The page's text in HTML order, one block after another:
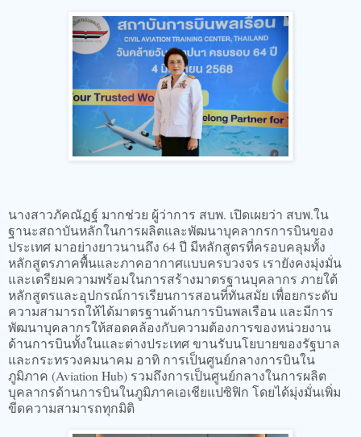
นางสาวภัคณัฏฐ์ มากช่วย ผู้ว่าการ สบพ. เปิดเผยว่า สบพ.ใน
ฐานะสถาบันหลักในการผลิตและพัฒนาบุคลากรการบินของ
ประเทศ มาอย่างยาวนานถึง 64 ปี มีหลักสูตรที่ครอบคลุมทั้ง
หลักสูตรภาคพื้นและภาคอากาศแบบครบวงจร เรายังคงมุ่งมั่น
และเตรียมความพร้อมในการสร้างมาตรฐานบุคลากร ภายใต้
หลักสูตรและอุปกรณ์การเรียนการสอนที่ทันสมัย เพื่อยกระดับ
ความสามารถให้ได้มาตรฐานด้านการบินพลเรือน และมีการ
พัฒนาบุคลากรให้สอดคล้องกับความต้องการของหน่วยงาน
ด้านการบินทั้งในและต่างประเทศ ขานรับนโยบายของรัฐบาล
และกระทรวงคมนาคม อาทิ การเป็นศูนย์กลางการบินใน
ภูมิภาค (Aviation Hub) รวมถึงการเป็นศูนย์กลางในการผลิต
บุคลากรด้านการบินในภูมิภาคเอเชียแปซิฟิก โดยได้มุ่งมั่นเพิ่ม
ขีดความสามารถทุกมิติ